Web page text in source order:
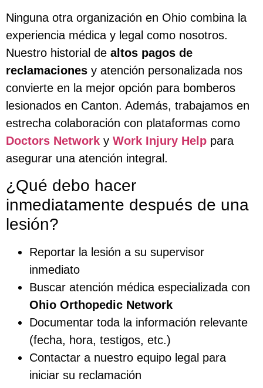
Ninguna otra organización en Ohio combina la
experiencia médica y legal como nosotros.
Nuestro historial de altos pagos de
reclamaciones y atención personalizada nos
convierte en la mejor opción para bomberos
lesionados en Canton. Además, trabajamos en
estrecha colaboración con plataformas como
Doctors Network y Work Injury Help para
asegurar una atención integral.
¿Qué debo hacer
inmediatamente después de una
lesión?
Reportar la lesión a su supervisor
inmediato
Buscar atención médica especializada con
Ohio Orthopedic Network
Documentar toda la información relevante
(fecha, hora, testigos, etc.)
Contactar a nuestro equipo legal para
iniciar su reclamación